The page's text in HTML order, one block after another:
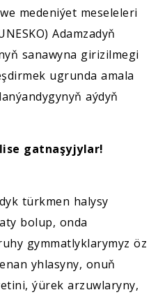
medeniýet meseleleri
Adamzadyň
sanawyna girizilmegi
ugrunda amala
aýdyň
gatnaşyjylar!
türkmen halysy
bolup, onda
gymmatlyklarymyz öz
yhlasyny, onuň
ýürek arzuwlaryny,